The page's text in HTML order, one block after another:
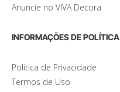
Anuncie no VIVA Decora
INFORMAÇÕES DE POLÍTICA
Política de Privacidade
Termos de Uso